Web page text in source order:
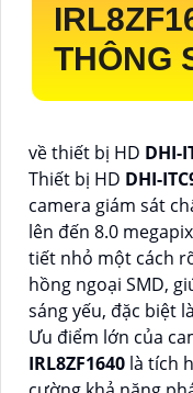
THÔNG
về thiết bị HD DHI-
Thiết bị HD DHI-
camera giám sát
lên đến 8.0
tiết nhỏ một cách
hồng ngoại SMD,
sáng yếu, đặc biệt
Ưu điểm lớn của
IRL8ZF1640 là tích